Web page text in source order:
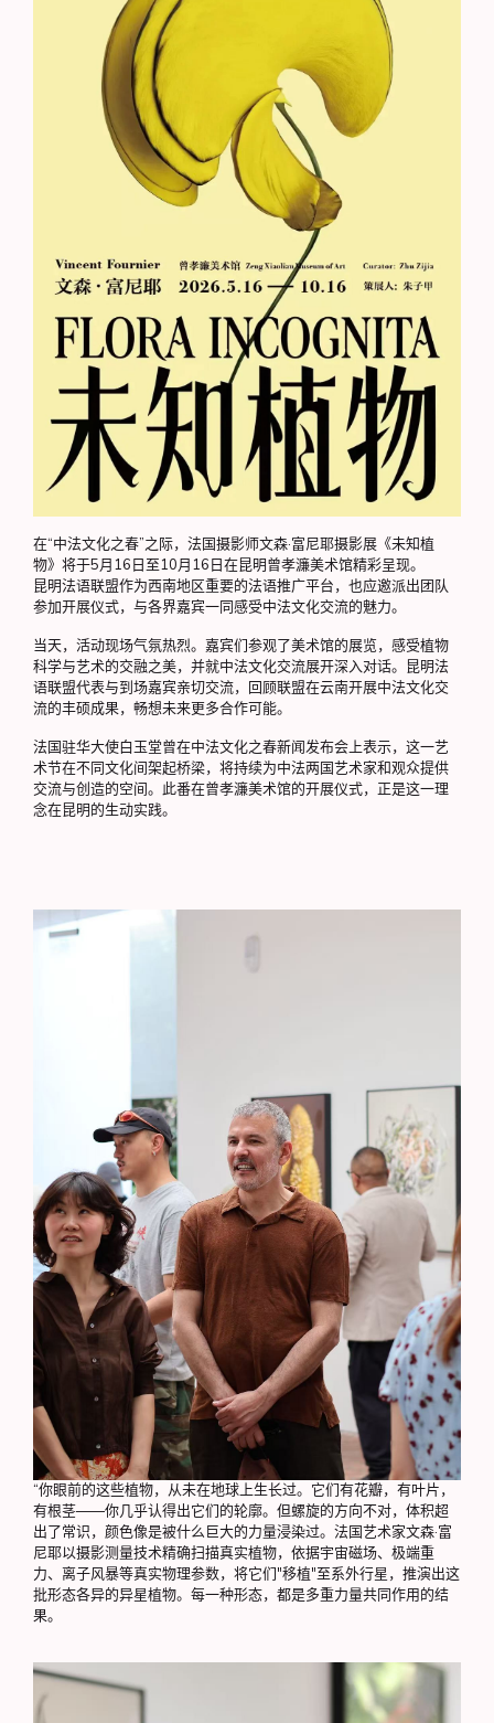
在“中法文化之春”之际，法国摄影师文森·富尼耶摄影展《未知植
物》将于5月16日至10月16日在昆明曾孝濂美术馆精彩呈现。
昆明法语联盟作为西南地区重要的法语推广平台，也应邀派出团队
参加开展仪式，与各界嘉宾一同感受中法文化交流的魅力。
当天，活动现场气氛热烈。嘉宾们参观了美术馆的展览，感受植物
科学与艺术的交融之美，并就中法文化交流展开深入对话。昆明法
语联盟代表与到场嘉宾亲切交流，回顾联盟在云南开展中法文化交
流的丰硕成果，畅想未来更多合作可能。
法国驻华大使白玉堂曾在中法文化之春新闻发布会上表示，这一艺
术节在不同文化间架起桥梁，将持续为中法两国艺术家和观众提供
交流与创造的空间。此番在曾孝濂美术馆的开展仪式，正是这一理
念在昆明的生动实践。
“你眼前的这些植物，从未在地球上生长过。它们有花瓣，有叶片，
有根茎——你几乎认得出它们的轮廓。但螺旋的方向不对，体积超
出了常识，颜色像是被什么巨大的力量浸染过。法国艺术家文森·富
尼耶以摄影测量技术精确扫描真实植物，依据宇宙磁场、极端重
力、离子风暴等真实物理参数，将它们"移植"至系外行星，推演出这
批形态各异的异星植物。每一种形态，都是多重力量共同作用的结
果。